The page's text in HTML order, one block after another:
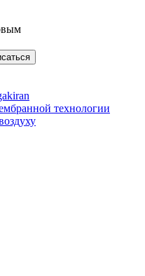
технологии